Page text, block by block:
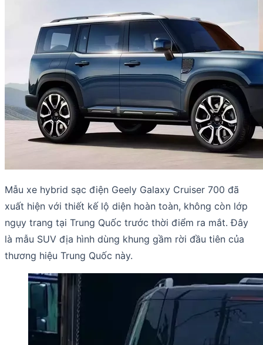
Mẫu xe hybrid sạc điện Geely Galaxy Cruiser 700 đã
xuất hiện với thiết kế lộ diện hoàn toàn, không còn lớp
ngụy trang tại Trung Quốc trước thời điểm ra mắt. Đây
là mẫu SUV địa hình dùng khung gầm rời đầu tiên của
thương hiệu Trung Quốc này.